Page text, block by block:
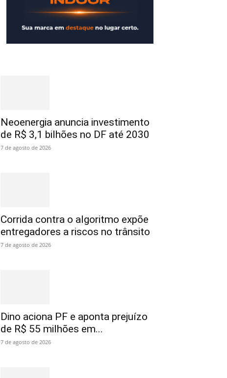
Neoenergia anuncia investimento
de R$ 3,1 bilhões no DF até 2030
7 de agosto de 2026
Corrida contra o algoritmo expõe
entregadores a riscos no trânsito
7 de agosto de 2026
Dino aciona PF e aponta prejuízo
de R$ 55 milhões em...
7 de agosto de 2026